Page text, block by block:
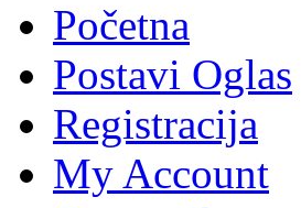
Početna
Postavi Oglas
Registracija
My Account